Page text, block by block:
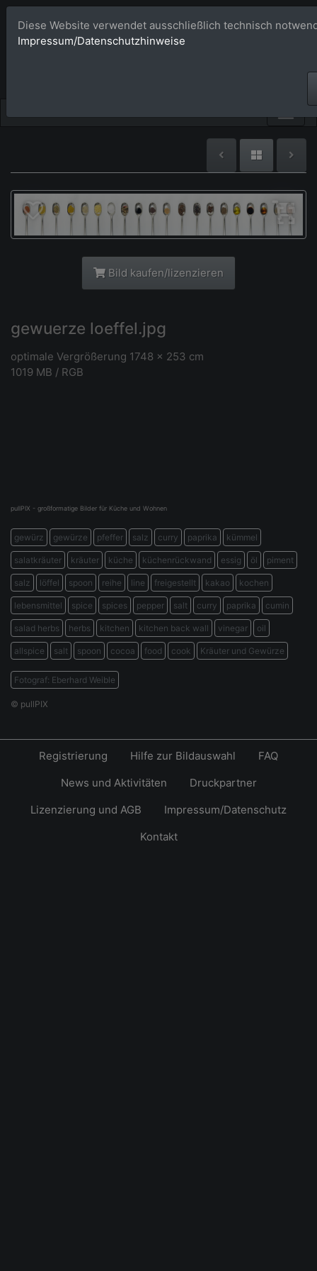
Bildagentur
Bild kaufen/lizenzieren
gewuerze loeffel.jpg
optimale Vergrößerung 1748 x 253 cm
1019 MB / RGB
pullPIX - großformatige Bilder für Küche und Wohnen
gewürz gewürze pfeffer salz curry paprika kümmel
salatkräuter kräuter küche küchenrückwand essig öl piment
salz löffel spoon reihe line freigestellt kakao kochen
lebensmittel spice spices pepper salt curry paprika cumin
salad herbs herbs kitchen kitchen back wall vinegar oil
allspice salt spoon cocoa food cook Kräuter und Gewürze
Fotograf: Eberhard Weible
© pullPIX
Diese Website verwendet ausschließlich technisch
Impressum/Datenschutzhinweise
Registrierung Hilfe zur Bildauswahl
FAQ
News und Aktivitäten
Druckpartner
Lizenzierung und AGB
Impressum/Datenschutz
Kontakt